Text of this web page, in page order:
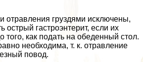
отравления груздями исключены,
острый гастроэнтерит, если их
того, как подать на обеденный стол.
необходима, т. к. отравление
повод.